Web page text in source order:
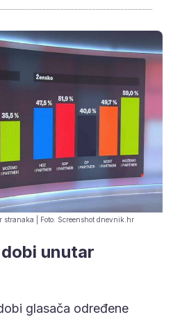
stranaka | Foto: Screenshot dnevnik.hr
unutar
glasača određene